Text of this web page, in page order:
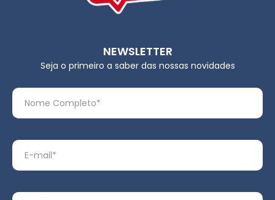
NEWSLETTER
Seja o primeiro a saber das nossas novidades